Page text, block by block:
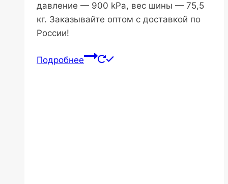
давление — 900 kPa, вес шины — 75,5
кг. Заказывайте оптом с доставкой по
России!
Подробнее